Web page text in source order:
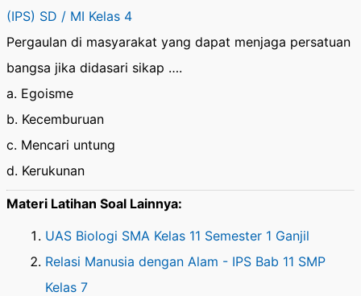
(IPS) SD / MI Kelas 4
Pergaulan di masyarakat yang dapat menjaga persatuan
bangsa jika didasari sikap ….
a. Egoisme
b. Kecemburuan
c. Mencari untung
d. Kerukunan
Materi Latihan Soal Lainnya:
UAS Biologi SMA Kelas 11 Semester 1 Ganjil
Relasi Manusia dengan Alam - IPS Bab 11 SMP
Kelas 7